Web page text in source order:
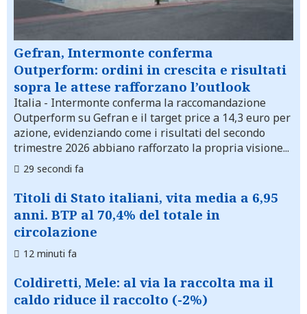
Gefran, Intermonte conferma
Outperform: ordini in crescita e risultati
sopra le attese rafforzano l’outlook
Italia - Intermonte conferma la raccomandazione
Outperform su Gefran e il target price a 14,3 euro per
azione, evidenziando come i risultati del secondo
trimestre 2026 abbiano rafforzato la propria visione...
29 secondi fa
Titoli di Stato italiani, vita media a 6,95
anni. BTP al 70,4% del totale in
circolazione
12 minuti fa
Coldiretti, Mele: al via la raccolta ma il
caldo riduce il raccolto (-2%)